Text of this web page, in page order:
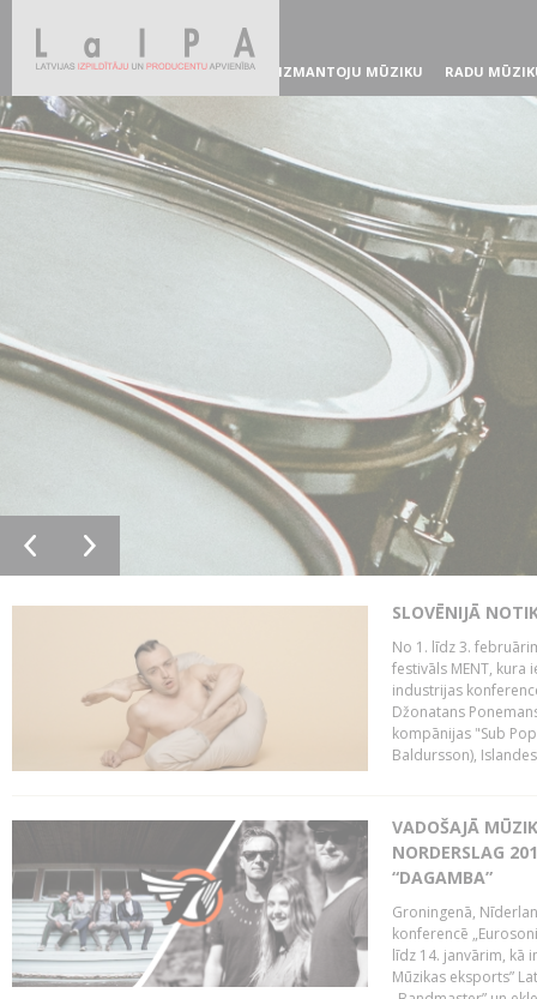
IZMANTOJU MŪZIKU RADU
SLOVĒNIJĀ
No 1. līdz 3.
festivāls MENT, kura
industrijas
Džonatans
kompānijas "Sub
Baldursson),
VADOŠAJĀ
NORDERSLAG
“DAGAMBA”
Groningenā,
konferencē
līdz 14. janvārim, kā
Mūzikas eksports”